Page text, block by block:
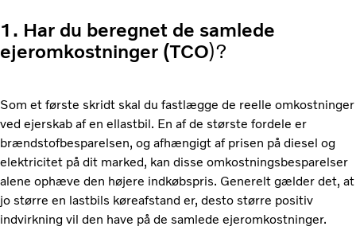
1. Har du beregnet de samlede
ejeromkostninger (TCO)?
Som et første skridt skal du fastlægge de reelle omkostninger
ved ejerskab af en ellastbil. En af de største fordele er
brændstofbesparelsen, og afhængigt af prisen på diesel og
elektricitet på dit marked, kan disse omkostningsbesparelser
alene ophæve den højere indkøbspris. Generelt gælder det, at
jo større en lastbils køreafstand er, desto større positiv
indvirkning vil den have på de samlede ejeromkostninger.